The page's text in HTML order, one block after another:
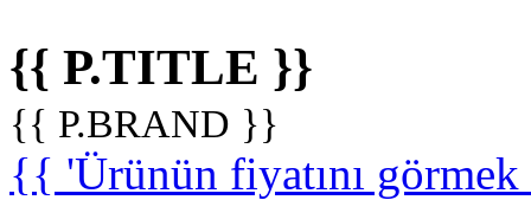
{{ P.TITLE }}
{{ P.BRAND }}
{{ 'Ürünün fiyatını